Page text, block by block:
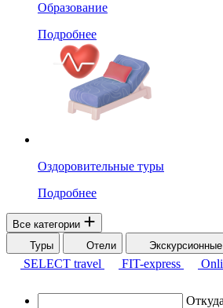
Образование
Подробнее
Оздоровительные туры
Подробнее
Все категории
Туры
Отели
SELECT travel
FIT-express
Откуда